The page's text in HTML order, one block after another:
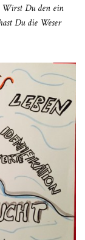
Wirst Du den ein
Du die Weser